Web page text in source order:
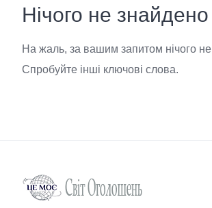
Нічого не знайдено
На жаль, за вашим запитом нічого
Спробуйте інші ключові слова.